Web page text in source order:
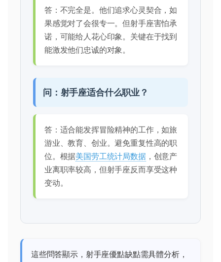
答：不完全是。他们追求心灵契合，如
果感觉对了会很专一。但射手座害怕承
诺，可能给人花心印象。关键在于找到
能激发他们忠诚的对象。
问：射手座适合什么职业？
答：适合能发挥冒险精神的工作，如旅
游业、教育、创业。避免重复性高的职
位。根据美国劳工统计局数据，创意产
业离职率较高，但射手座反而享受这种
变动。
這些問答顯示，射手座優點缺點需具體分析，